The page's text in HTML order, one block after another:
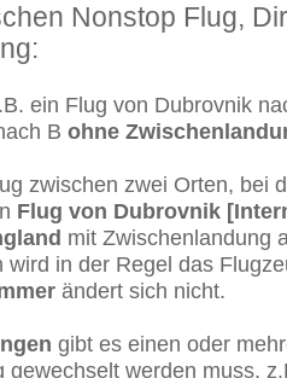
Nonstop Flug,
ein Flug von Dubrovnik
B ohne
zwischen zwei Orten, bei
Flug von Dubrovnik
mit Zwischenlandung
wird in der Regel das
ändert sich nicht.
gibt es einen oder
gewechselt werden muss,